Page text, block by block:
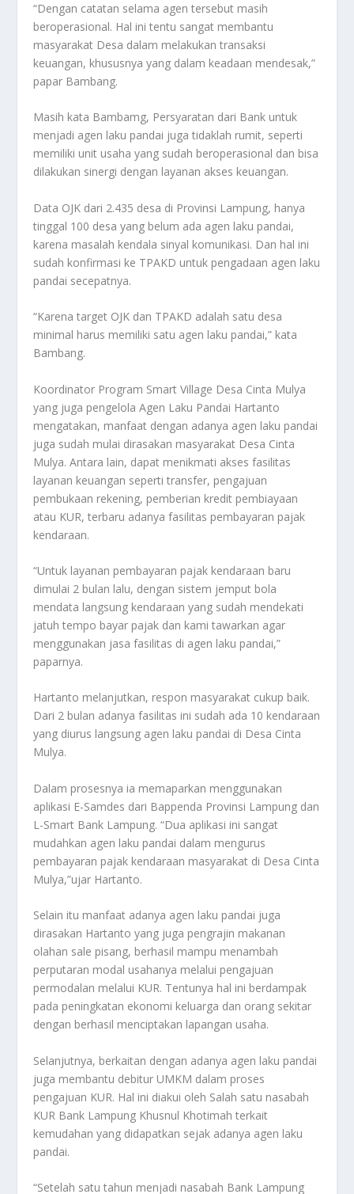
“Dengan catatan selama agen tersebut masih
beroperasional. Hal ini tentu sangat membantu
masyarakat Desa dalam melakukan transaksi
keuangan, khususnya yang dalam keadaan mendesak,”
papar Bambang.
Masih kata Bambamg, Persyaratan dari Bank untuk
menjadi agen laku pandai juga tidaklah rumit, seperti
memiliki unit usaha yang sudah beroperasional dan bisa
dilakukan sinergi dengan layanan akses keuangan.
Data OJK dari 2.435 desa di Provinsi Lampung, hanya
tinggal 100 desa yang belum ada agen laku pandai,
karena masalah kendala sinyal komunikasi. Dan hal ini
sudah konfirmasi ke TPAKD untuk pengadaan agen laku
pandai secepatnya.
“Karena target OJK dan TPAKD adalah satu desa
minimal harus memiliki satu agen laku pandai,” kata
Bambang.
Koordinator Program Smart Village Desa Cinta Mulya
yang juga pengelola Agen Laku Pandai Hartanto
mengatakan, manfaat dengan adanya agen laku pandai
juga sudah mulai dirasakan masyarakat Desa Cinta
Mulya. Antara lain, dapat menikmati akses fasilitas
layanan keuangan seperti transfer, pengajuan
pembukaan rekening, pemberian kredit pembiayaan
atau KUR, terbaru adanya fasilitas pembayaran pajak
kendaraan.
“Untuk layanan pembayaran pajak kendaraan baru
dimulai 2 bulan lalu, dengan sistem jemput bola
mendata langsung kendaraan yang sudah mendekati
jatuh tempo bayar pajak dan kami tawarkan agar
menggunakan jasa fasilitas di agen laku pandai,”
paparnya.
Hartanto melanjutkan, respon masyarakat cukup baik.
Dari 2 bulan adanya fasilitas ini sudah ada 10 kendaraan
yang diurus langsung agen laku pandai di Desa Cinta
Mulya.
Dalam prosesnya ia memaparkan menggunakan
aplikasi E-Samdes dari Bappenda Provinsi Lampung dan
L-Smart Bank Lampung. “Dua aplikasi ini sangat
mudahkan agen laku pandai dalam mengurus
pembayaran pajak kendaraan masyarakat di Desa Cinta
Mulya,”ujar Hartanto.
Selain itu manfaat adanya agen laku pandai juga
dirasakan Hartanto yang juga pengrajin makanan
olahan sale pisang, berhasil mampu menambah
perputaran modal usahanya melalui pengajuan
permodalan melalui KUR. Tentunya hal ini berdampak
pada peningkatan ekonomi keluarga dan orang sekitar
dengan berhasil menciptakan lapangan usaha.
Selanjutnya, berkaitan dengan adanya agen laku pandai
juga membantu debitur UMKM dalam proses
pengajuan KUR. Hal ini diakui oleh Salah satu nasabah
KUR Bank Lampung Khusnul Khotimah terkait
kemudahan yang didapatkan sejak adanya agen laku
pandai.
“Setelah satu tahun menjadi nasabah Bank Lampung